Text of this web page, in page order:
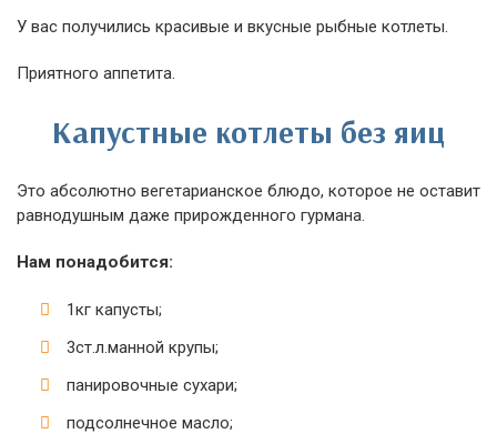
У вас получились красивые и вкусные рыбные котлеты.
Приятного аппетита.
Капустные котлеты без яиц
Это абсолютно вегетарианское блюдо, которое не оставит
равнодушным даже прирожденного гурмана.
Нам понадобится:
1кг капусты;
3ст.л.манной крупы;
панировочные сухари;
подсолнечное масло;